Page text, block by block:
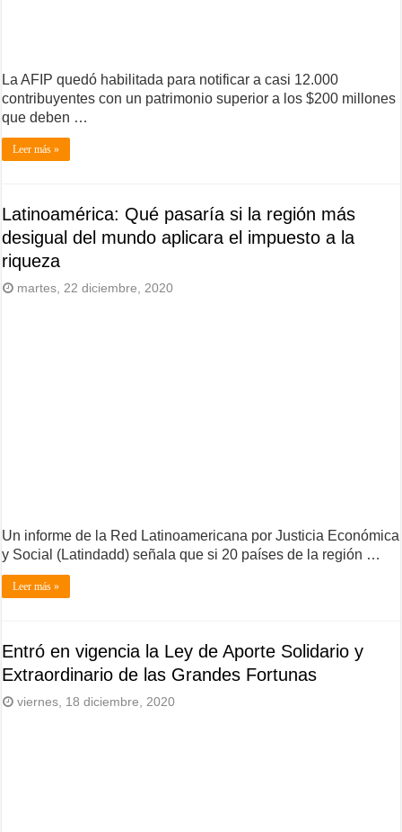
La AFIP quedó habilitada para notificar a casi 12.000
contribuyentes con un patrimonio superior a los $200 millones
que deben …
Leer más »
Latinoamérica: Qué pasaría si la región más
desigual del mundo aplicara el impuesto a la
riqueza
martes, 22 diciembre, 2020
Un informe de la Red Latinoamericana por Justicia Económica
y Social (Latindadd) señala que si 20 países de la región …
Leer más »
Entró en vigencia la Ley de Aporte Solidario y
Extraordinario de las Grandes Fortunas
viernes, 18 diciembre, 2020